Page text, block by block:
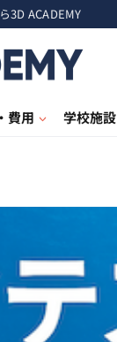
3D ACADEMY
費用 学校施設